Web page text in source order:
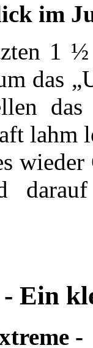
im
1 ½
das
das
lahm
Ein